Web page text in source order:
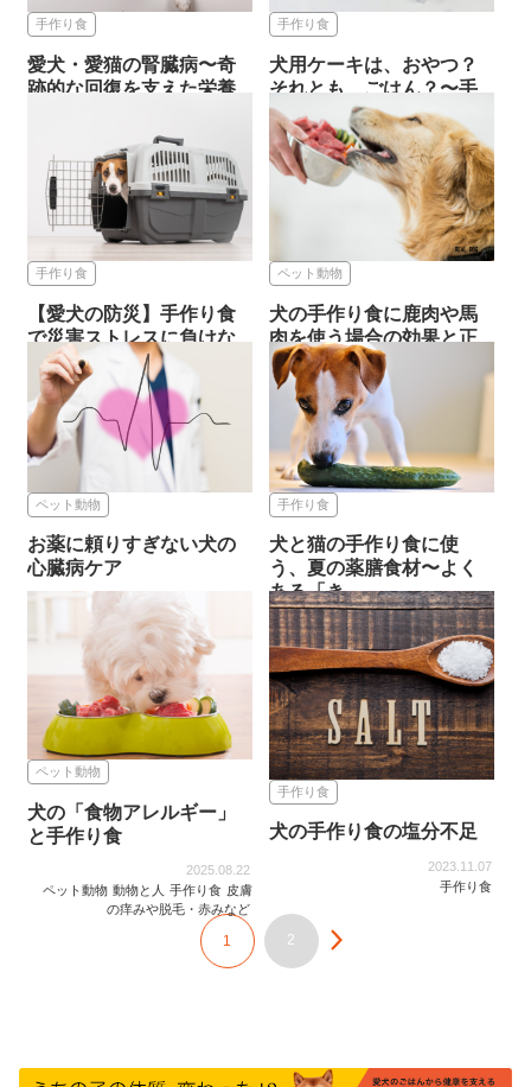
手作り食
愛犬・愛猫の腎臓病〜奇
跡的な回復を支えた栄養
2026.02.20
手作り食
手作り食
犬用ケーキは、おやつ？
それとも、ごはん？〜手
作り療...
2025.11.03
手作り食
手作り食
【愛犬の防災】手作り食
で災害ストレスに負けな
い体づ...
2025.10.15
手作り食
ペット動物
犬の手作り食に鹿肉や馬
肉を使う場合の効果と正
しい使...
ペット動物 手作り食
ペット動物
お薬に頼りすぎない犬の
心臓病ケア
ペット動物
手作り食
犬と猫の手作り食に使
う、夏の薬膳食材〜よく
ある「き...
2025.08.22
手作り食
ペット動物
犬の「食物アレルギー」
と手作り食
2025.08.22
ペット動物 動物と人 手作り食 皮膚
の痒みや脱毛・赤みなど
手作り食
犬の手作り食の塩分不足
2023.11.07
手作り食
1 2